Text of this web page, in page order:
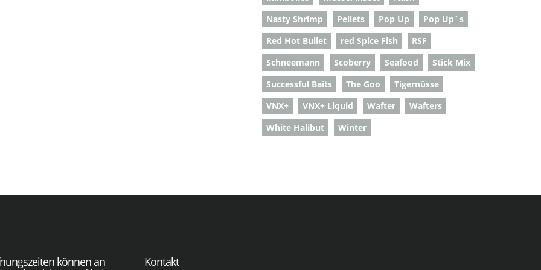
Nasty Shrimp
Pellets Pop Up
Pop Up`s
Red Hot Bullet
red Spice Fish
RSF
Schneemann
Scoberry Seafood
Stick Mix
Successful Baits
The Goo
Tigernüsse
VNX+
VNX+ Liquid Wafter
Wafters
White Halibut
Winter
können an
Kontakt